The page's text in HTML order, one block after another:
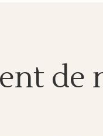
de